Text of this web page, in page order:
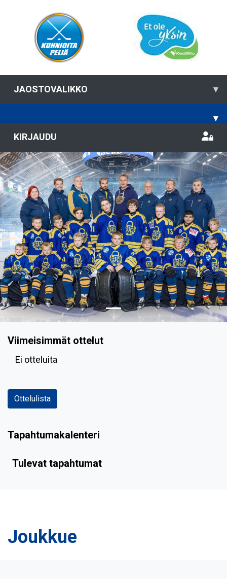
JAOSTOVALIKKO ▾
▾
KIRJAUDU
Previous
Viimeisimmät ottelut
Ei otteluita
Ottelulista
Tapahtumakalenteri
Tulevat tapahtumat
Joukkue